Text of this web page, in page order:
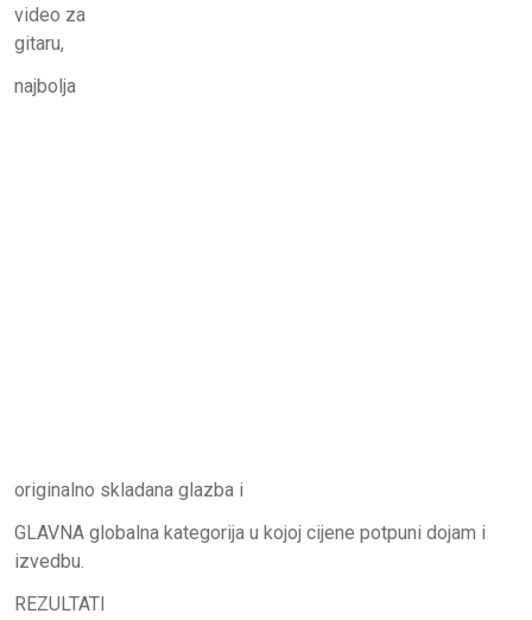
video za
gitaru,
najbolja
originalno skladana glazba i
GLAVNA globalna kategorija u kojoj cijene potpuni dojam i
izvedbu.
REZULTATI